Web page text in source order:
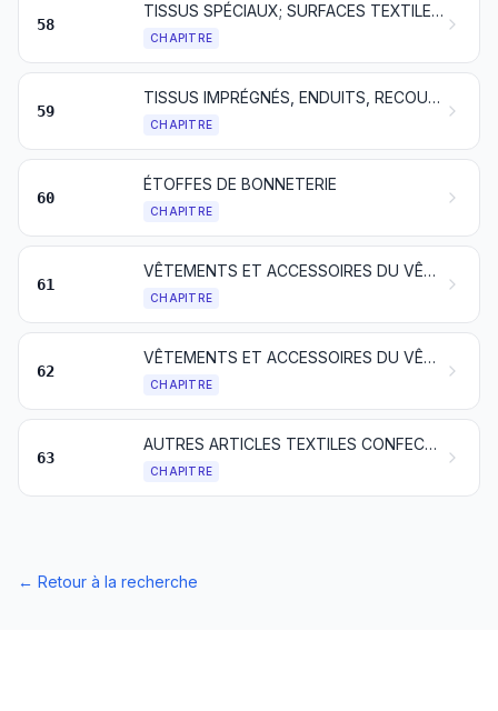
58
TISSUS SPÉCIAUX; SURFACES TEXTILES TOUFFETÉES; DENTELLES; TAPISSERIES; PASSEMENTERIES; BRODERIES
CHAPITRE
59
TISSUS IMPRÉGNÉS, ENDUITS, RECOUVERTS OU STRATIFIÉS; ARTICLES TECHNIQUES EN MATIÈRES TEXTILES
CHAPITRE
60
ÉTOFFES DE BONNETERIE
CHAPITRE
61
VÊTEMENTS ET ACCESSOIRES DU VÊTEMENT, EN BONNETERIE
CHAPITRE
62
VÊTEMENTS ET ACCESSOIRES DU VÊTEMENT, AUTRES QU'EN BONNETERIE
CHAPITRE
63
AUTRES ARTICLES TEXTILES CONFECTIONNÉS; ASSORTIMENTS; FRIPERIE ET CHIFFONS
CHAPITRE
← Retour à la recherche